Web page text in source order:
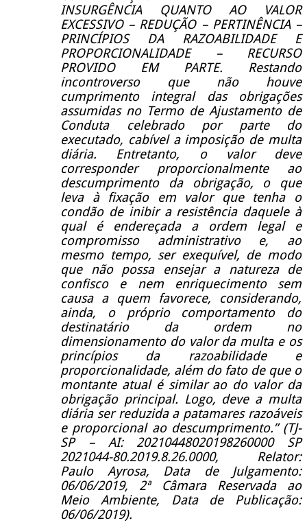
INSURGÊNCIA QUANTO AO VALOR
EXCESSIVO – REDUÇÃO – PERTINÊNCIA –
PRINCÍPIOS DA RAZOABILIDADE E
PROPORCIONALIDADE – RECURSO
PROVIDO EM PARTE. Restando
incontroverso que não houve
cumprimento integral das obrigações
assumidas no Termo de Ajustamento de
Conduta celebrado por parte do
executado, cabível a imposição de multa
diária. Entretanto, o valor deve
corresponder proporcionalmente ao
descumprimento da obrigação, o que
leva à fixação em valor que tenha o
condão de inibir a resistência daquele à
qual é endereçada a ordem legal e
compromisso administrativo e, ao
mesmo tempo, ser exequível, de modo
que não possa ensejar a natureza de
confisco e nem enriquecimento sem
causa a quem favorece, considerando,
ainda, o próprio comportamento do
destinatário da ordem no
dimensionamento do valor da multa e os
princípios da razoabilidade e
proporcionalidade, além do fato de que o
montante atual é similar ao do valor da
obrigação principal. Logo, deve a multa
diária ser reduzida a patamares razoáveis
e proporcional ao descumprimento.” (TJ-
SP – AI: 20210448020198260000 SP
2021044-80.2019.8.26.0000, Relator:
Paulo Ayrosa, Data de Julgamento:
06/06/2019, 2ª Câmara Reservada ao
Meio Ambiente, Data de Publicação:
06/06/2019).